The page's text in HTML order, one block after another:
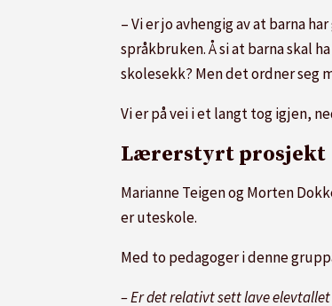
– Vi er jo avhengig av at barna
språkbruken. Å si at barna skal
skolesekk? Men det ordner seg
Vi er på vei i et langt tog igjen,
Lærerstyrt prosjekt
Marianne Teigen og Morten
er uteskole.
Med to pedagoger i denne
– Er det relativt sett lave